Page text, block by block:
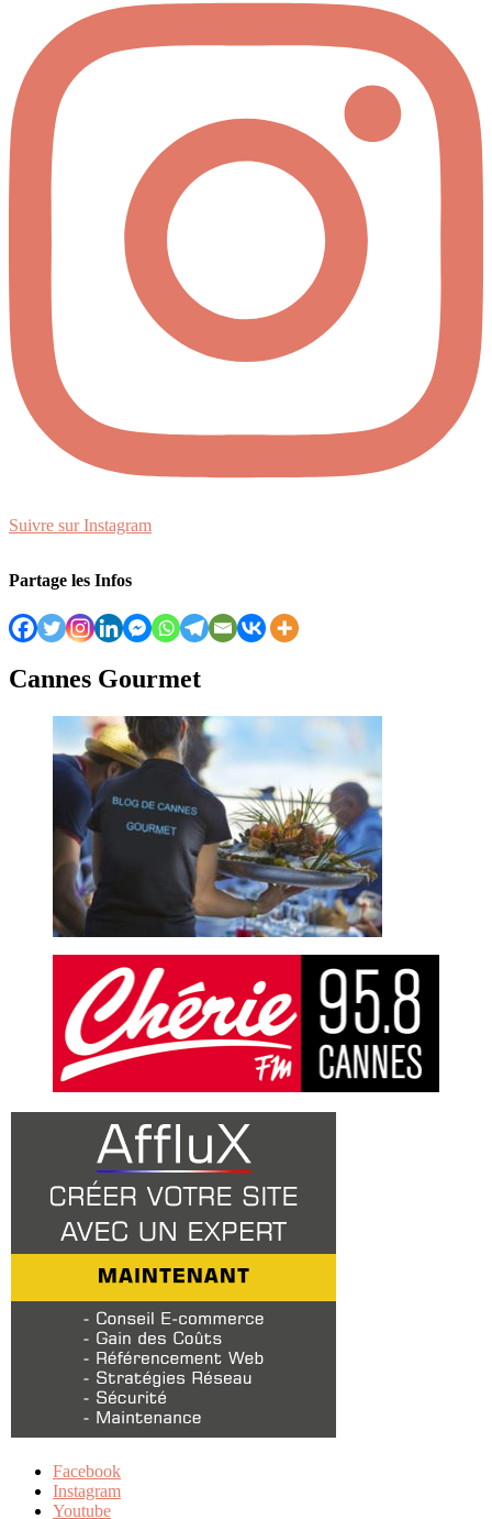
Suivre sur Instagram
Partage les Infos
Cannes Gourmet
Facebook
Instagram
Youtube